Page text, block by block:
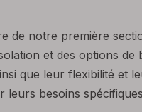
de notre première
et des options
que leur flexibilité et
besoins